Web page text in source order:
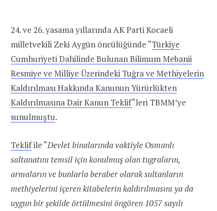
24. ve 26. yasama yıllarında AK Parti Kocaeli
milletvekili Zeki Aygün öncülüğünde “Türkiye
Cumhuriyeti Dahilinde Bulunan Bilimum Mebanii
Resmiye ve Milliye Üzerindeki Tuğra ve Methiyelerin
Kaldırılması Hakkında Kanunun Yürürlükten
Kaldırılmasına Dair Kanun Teklif“leri TBMM’ye
sunulmuştu.
Teklifile “Devlet binalarında vaktiyle Osmanlı
saltanatını temsil için konulmuş olan tugraların,
armaların ve bunlarla beraber olarak sultanların
methiyelerini içeren kitabelerin kaldırılmasını ya da
uygun bir şekilde örtülmesini öngören 1057 sayılı